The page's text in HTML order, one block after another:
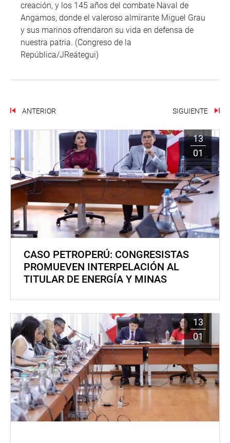
creación, y los 145 años del combate Naval de
Angamos, donde el valeroso almirante Miguel Grau
y sus marinos ofrendaron su vida en defensa de
nuestra patria. (Congreso de la
República/JReátegui)
ANTERIOR SIGUIENTE
13
01
CASO PETROPERÚ: CONGRESISTAS
PROMUEVEN INTERPELACIÓN AL
TITULAR DE ENERGÍA Y MINAS
13
01